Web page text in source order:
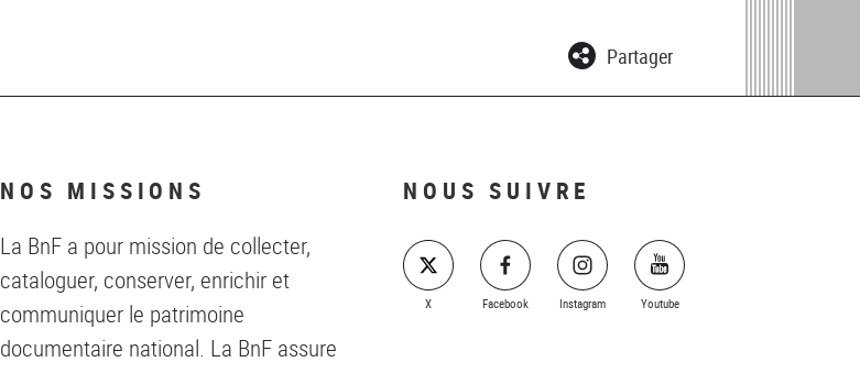
Partager
NOS MISSIONS
La BnF a pour mission de collecter,
cataloguer, conserver, enrichir et
communiquer le patrimoine
documentaire national. La BnF assure
NOUS SUIVRE
X Facebook Instagram Youtube